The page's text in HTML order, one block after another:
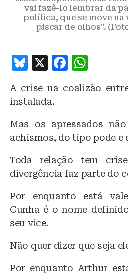
vai fazê-lo lembrar da
política, que se move na
piscar de olhos”.
B
e
s
k
y
X
F
c
b
o
o
k
at
A
p
p
A crise na coalizão
instalada.
Mas os apressados
achismos, do tipo pode e
Toda relação tem
divergência faz parte do
Por enquanto está
Cunha é o nome
seu vice.
Não quer dizer que seja
Por enquanto Arthur